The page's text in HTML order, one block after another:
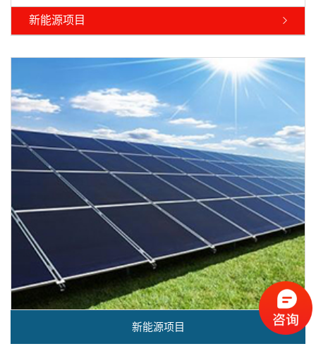
新能源项目
新能源项目